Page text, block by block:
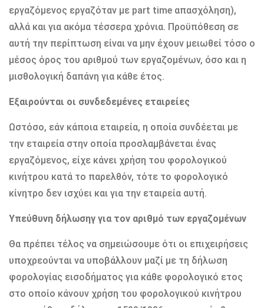
εργαζόμενος εργαζόταν με part time απασχόληση),
αλλά και για ακόμα τέσσερα χρόνια. Προϋπόθεση σε
αυτή την περίπτωση είναι να μην έχουν μειωθεί τόσο ο
μέσος όρος του αριθμού των εργαζομένων, όσο και η
μισθολογική δαπάνη για κάθε έτος.
Εξαιρούνται οι συνδεδεμένες εταιρείες
Ωστόσο, εάν κάποια εταιρεία, η οποία συνδέεται με
την εταιρεία στην οποία προσλαμβάνεται ένας
εργαζόμενος, είχε κάνει χρήση του φορολογικού
κινήτρου κατά το παρελθόν, τότε το φορολογικό
κίνητρο δεν ισχύει και για την εταιρεία αυτή.
Υπεύθυνη δήλωσηγ για τον αριθμό των εργαζομένων
Θα πρέπει τέλος να σημειώσουμε ότι οι επιχειρήσεις
υποχρεούνται να υποβάλλουν μαζί με τη δήλωση
φορολογίας εισοδήματος για κάθε φορολογικό ετος
στο οποίο κάνουν χρήση του φορολογικού κινήτρου